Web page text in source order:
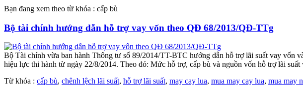
Bạn đang xem theo từ khóa : cấp bù
Bộ tài chính hướng dẫn hỗ trợ vay vốn theo QĐ 68/2013/QĐ-TTg
Bộ Tài chính vừa ban hành Thông tư số 89/2014/TT-BTC hướng dẫn hỗ trợ lãi suất vay vốn
hiệu lực thi hành từ ngày 22/8/2014. Theo đó: Mức hỗ trợ, cấp bù và nguồn vốn hỗ trợ lãi suất
Từ khóa : cấp bù, chênh lệch lãi suất, hỗ trợ lãi suất, may cay lua, mua may cay lua, mua may